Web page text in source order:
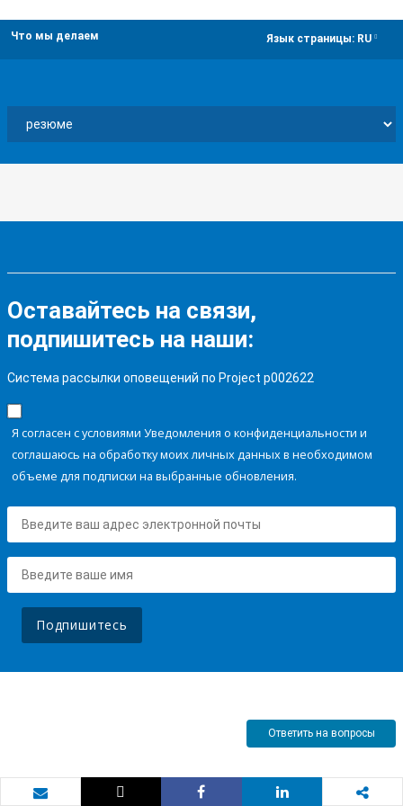
Что мы делаем Язык страницы: RU
Оставайтесь на связи,
подпишитесь на наши:
Система рассылки оповещений по Project p002622
Я согласен с условиями Уведомления о конфиденциальности и
соглашаюсь на обработку моих личных данных в необходимом
объеме для подписки на выбранные обновления.
Подпишитесь
Ответить на вопросы